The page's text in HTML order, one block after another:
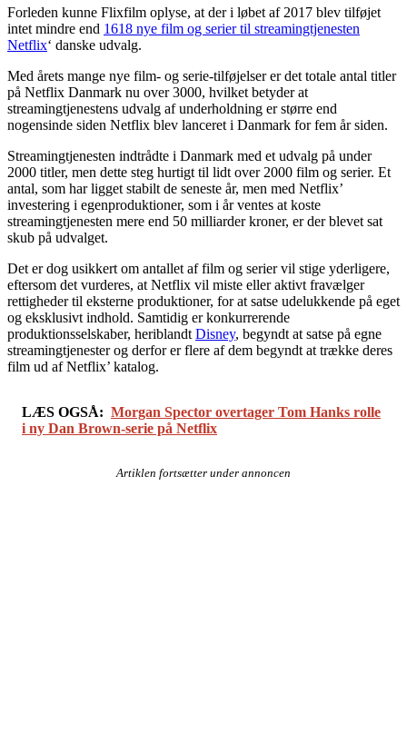
Forleden kunne Flixfilm oplyse, at der i løbet af 2017 blev tilføjet
intet mindre end 1618 nye film og serier til streamingtjenesten
Netflix‘ danske udvalg.
Med årets mange nye film- og serie-tilføjelser er det totale antal titler
på Netflix Danmark nu over 3000, hvilket betyder at
streamingtjenestens udvalg af underholdning er større end
nogensinde siden Netflix blev lanceret i Danmark for fem år siden.
Streamingtjenesten indtrådte i Danmark med et udvalg på under
2000 titler, men dette steg hurtigt til lidt over 2000 film og serier. Et
antal, som har ligget stabilt de seneste år, men med Netflix’
investering i egenproduktioner, som i år ventes at koste
streamingtjenesten mere end 50 milliarder kroner, er der blevet sat
skub på udvalget.
Det er dog usikkert om antallet af film og serier vil stige yderligere,
eftersom det vurderes, at Netflix vil miste eller aktivt fravælger
rettigheder til eksterne produktioner, for at satse udelukkende på eget
og eksklusivt indhold. Samtidig er konkurrerende
produktionsselskaber, heriblandt Disney, begyndt at satse på egne
streamingtjenester og derfor er flere af dem begyndt at trække deres
film ud af Netflix’ katalog.
LÆS OGSÅ: Morgan Spector overtager Tom Hanks rolle
i ny Dan Brown-serie på Netflix
Artiklen fortsætter under annoncen